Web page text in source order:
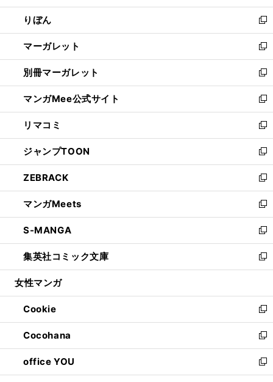
開
く
ウ
で
開
く
ン
ド
ウ
で
開
く
ウ
ィ
ン
ド
ウ
で
開
く
りぼん
新
し
い
ウ
ィ
ン
ド
ウ
で
開
く
マーガレット
新
し
い
ウ
ィ
ン
ド
ウ
で
開
く
別冊マーガレット
新
し
い
ウ
ィ
ン
ド
ウ
で
開
く
マンガMee公式サイト
新
し
い
ウ
ィ
ン
ド
ウ
で
開
く
リマコミ
新
し
い
ウ
ィ
ン
ド
ウ
で
開
く
ジャンプTOON
新
し
い
ウ
ィ
ン
ド
ウ
で
開
ZEBRACK
新
し
い
ウ
ィ
ン
ド
ウ
開
く
マンガMeets
新
し
い
ウ
ィ
ン
ウ
で
開
く
S-MANGA
新
し
い
ウ
ン
ド
ウ
で
開
く
集英社コミック文庫
新
し
ウ
ィ
ン
ド
ウ
で
開
女性マンガ
Cookie
新
し
い
ウ
ィ
ン
Cocohana
新
し
い
ウ
office YOU
新
し